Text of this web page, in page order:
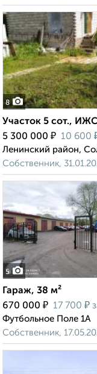
8
Участок 5 сот.,
5 300 000 ₽ 10 600
Ленинский район,
Собственник,
5
Гараж, 38 м²
670 000 ₽ 17 700 ₽
Футбольное Поле 1А
Собственник,